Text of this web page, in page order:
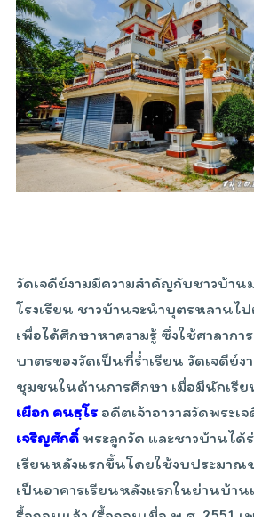
วัดเจดีย์งามมีความสำคัญกับชาวบ้า
โรงเรียน ชาวบ้านจะนำบุตรหลานไ
เพื่อได้ศึกษาหาความรู้ ซึ่งใช้ศาลากา
บาตรของวัดเป็นที่ร่ำเรียน วัดเจดีย์ง
ชุมชนในด้านการศึกษา เมื่อมีนักเรี
เผือก คนธฺโรอดีตเจ้าอาวาสวัดพระเจ
เจริญศักดิ์ พระลูกวัด และชาวบ้านได้
เรียนหลังแรกขึ้นโดยใช้งบประมาณข
เป็นอาคารเรียนหลังแรกในย่านบ้า